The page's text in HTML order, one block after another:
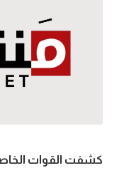
كشفت القوات